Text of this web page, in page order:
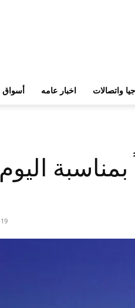
أسواق اخبار عامه واتصالات
اليوم